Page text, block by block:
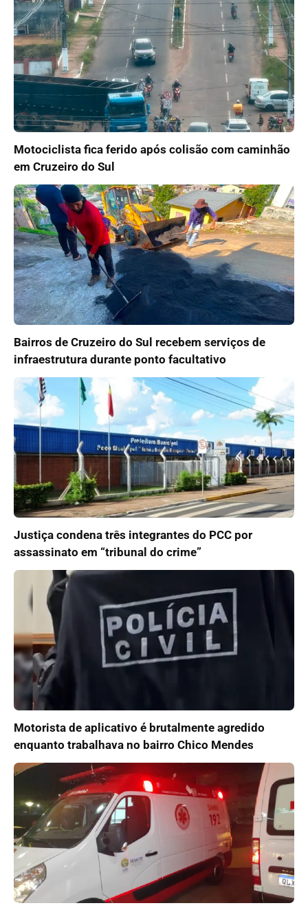
Motociclista fica ferido após colisão com caminhão
em Cruzeiro do Sul
Bairros de Cruzeiro do Sul recebem serviços de
infraestrutura durante ponto facultativo
Justiça condena três integrantes do PCC por
assassinato em “tribunal do crime”
Motorista de aplicativo é brutalmente agredido
enquanto trabalhava no bairro Chico Mendes